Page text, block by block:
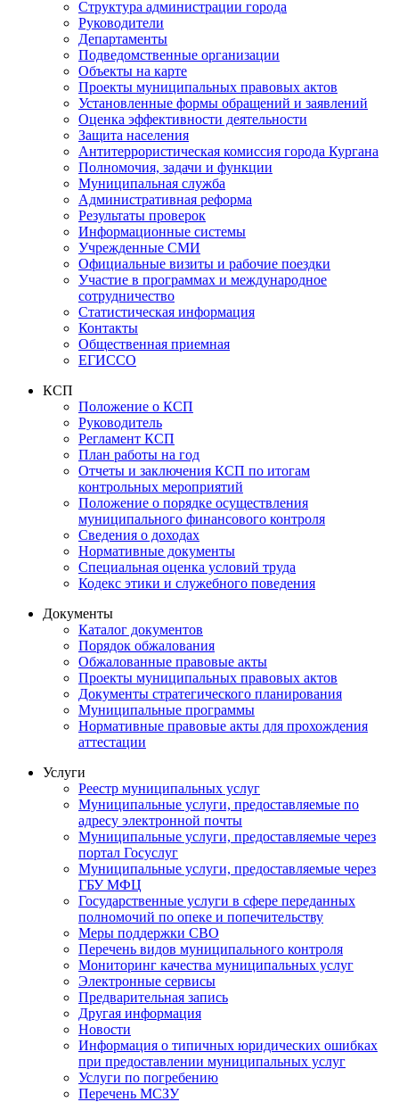
Структура администрации города
Руководители
Департаменты
Подведомственные организации
Объекты на карте
Проекты муниципальных правовых актов
Установленные формы обращений и заявлений
Оценка эффективности деятельности
Защита населения
Антитеррористическая комиссия города Кургана
Полномочия, задачи и функции
Муниципальная служба
Административная реформа
Результаты проверок
Информационные системы
Учрежденные СМИ
Официальные визиты и рабочие поездки
Участие в программах и международное
сотрудничество
Статистическая информация
Контакты
Общественная приемная
ЕГИССО
КСП
Положение о КСП
Руководитель
Регламент КСП
План работы на год
Отчеты и заключения КСП по итогам
контрольных мероприятий
Положение о порядке осуществления
муниципального финансового контроля
Сведения о доходах
Нормативные документы
Специальная оценка условий труда
Кодекс этики и служебного поведения
Документы
Каталог документов
Порядок обжалования
Обжалованные правовые акты
Проекты муниципальных правовых актов
Документы стратегического планирования
Муниципальные программы
Нормативные правовые акты для прохождения
аттестации
Услуги
Реестр муниципальных услуг
Муниципальные услуги, предоставляемые по
адресу электронной почты
Муниципальные услуги, предоставляемые через
портал Госуслуг
Муниципальные услуги, предоставляемые через
ГБУ МФЦ
Государственные услуги в сфере переданных
полномочий по опеке и попечительству
Меры поддержки СВО
Перечень видов муниципального контроля
Мониторинг качества муниципальных услуг
Электронные сервисы
Предварительная запись
Другая информация
Новости
Информация о типичных юридических ошибках
при предоставлении муниципальных услуг
Услуги по погребению
Перечень МСЗУ